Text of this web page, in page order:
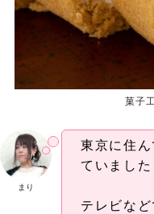
菓子
まり
東京に住
ていました
テレビな